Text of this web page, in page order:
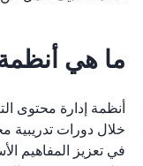
ما هي
أنظمة إدارة محتوى
خلال دورات تدريبية
في تعزيز المفاهيم